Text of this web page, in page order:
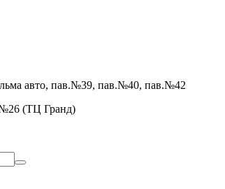
авто, пав.№39, пав.№40, пав.№42
(ТЦ Гранд)